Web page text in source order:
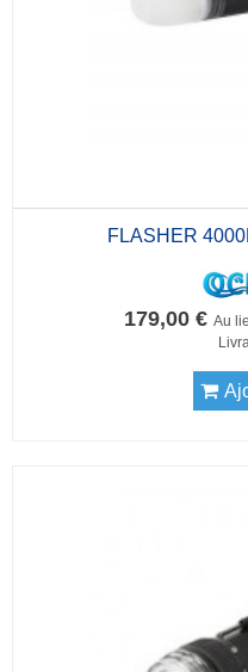
FLASHER
179,00 € Au